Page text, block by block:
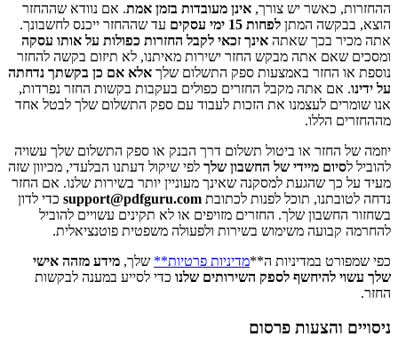
ההחזרות, כאשר יש צורך, אינן מעובדות בזמן אמת. אם נוודא שההחזר
הוצא, בבקשה המתן לפחות 15 ימי עסקים
עד שההחזר ייכנס לחשבונך.
אתה מכיר בכך שאתה אינך זכאי לקבל החזרות כפולות על אותו עסקה
ומסכים שאם אתה מבקש החזר ישירות מאיתנו, לא תיזום בקשה להחזר
נוספת או החזר באמצעות ספק התשלום שלך אלא אם כן בקשתך נדחתה
על ידינו. אם אתה מקבל החזרים כפולים בעקבות בקשות החזר נפרדות,
אנו שומרים לעצמנו את הזכות לעבוד עם ספק התשלום שלך לבטל אחד
מההחזרים הללו.
יוזמה של החזר או ביטול תשלום דרך הבנק או ספק התשלום שלך עשויה
להוביל לסיום מיידי של החשבון שלך לפי שיקול דעתנו הבלעדי, מכיוון שזה
מעיד על כך שהגעת למסקנה שאינך מעוניין יותר בשירות שלנו. אם החזר
נדחה לטובתנו, תוכל לפנות לכתובת support@pdfguru.com כדי לדון
בשחזור החשבון שלך. החזרים מזויפים או לא תקינים עשויים להוביל
להחרמה קבועה משימוש בשירות ולפעולה משפטית פוטנציאלית.
כפי שמפורט במדיניות ה**מדיניות פרטיות** שלך, מידע מזהה אישי
שלך עשוי להיחשף לספק השירותים שלנו כדי לסייע במענה לבקשות
החזר.
ניסויים והצעות פרסום